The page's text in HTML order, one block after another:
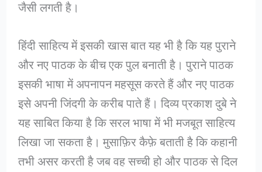
जैसी लगती है।
हिंदी साहित्य में इसकी खास बात यह भी है कि यह पुराने
और नए पाठक के बीच एक पुल बनाती है। पुराने पाठक
इसकी भाषा में अपनापन महसूस करते हैं और नए पाठक
इसे अपनी जिंदगी के करीब पाते हैं। दिव्य प्रकाश दुबे ने
यह साबित किया है कि सरल भाषा में भी मजबूत साहित्य
लिखा जा सकता है। मुसाफ़िर कैफ़े बताती है कि कहानी
तभी असर करती है जब वह सच्ची हो और पाठक से दिल